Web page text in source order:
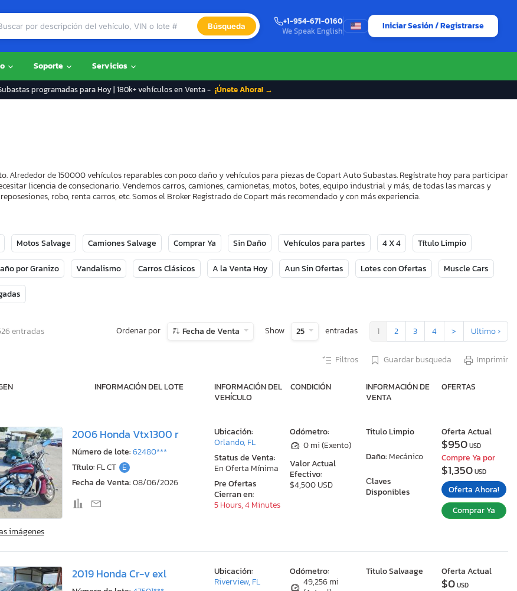
Búsqueda
+1-954-671-0160
We Speak English
Iniciar Sesión / Registrarse
Soporte Servicios
programadas para Hoy | 180k+ vehículos en Venta - ¡Únete Ahora! →
Alrededor de 150000 vehículos reparables con poco daño y vehículos para piezas de Copart Auto Subastas. Regístrate hoy para participar
licencia de consecionario. Vendemos carros, camiones, camionetas, motos, botes, equipo industrial y más, de todas las marcas y
robo, renta carros, etc. Somos el Broker Registrado de Copart más recomendado y con más experiencia.
Motos Salvage Camiones Salvage Comprar Ya Sin Daño Vehículos para partes 4 X 4 Título Limpio
por Granizo Vandalismo Carros Clásicos A la Venta Hoy Aun Sin Ofertas Lotes con Ofertas Muscle Cars
entradas Ordenar por Fecha de Venta Show 25 entradas 1 2 3 4 > Ultimo ›
Filtros Guardar busqueda Imprimir
INFORMACIÓN DEL LOTE
INFORMACIÓN DEL
VEHÍCULO
CONDICIÓN
INFORMACIÓN DE
VENTA
OFERTAS
imágenes
2006 Honda Vtx1300 r
Número de lote:62480***
Título: FL CT E
Fecha de Venta:08/06/2026
Odómetro:
0 mi (Exento)
Valor Actual
Efectivo:
$4,500 USD
Titulo Limpio
Daño: Mecánico
Сlaves
Disponibles
Ubicación:
Orlando, FL
Status de Venta:
En Oferta Mínima
Pre Ofertas
Cierran en:
5 Hours, 4 Minutes
Oferta Actual
$950USD
Compre Ya por
$1,350USD
Oferta Ahora!
Comprar Ya
2019 Honda Cr-v exl
Odómetro:
49,256 mi
Titulo Salvaage
Ubicación:
Riverview, FL
Oferta Actual
$0USD